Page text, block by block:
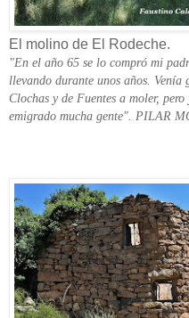
El molino de El Rodeche.
"En el año 65 se lo compró mi
llevando durante unos años. Venía
Clochas y de Fuentes a moler,
emigrado mucha gente". PILAR